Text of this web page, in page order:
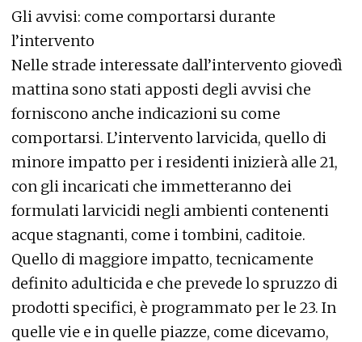
Gli avvisi: come comportarsi durante
l’intervento
Nelle strade interessate dall’intervento giovedì
mattina sono stati apposti degli avvisi che
forniscono anche indicazioni su come
comportarsi. L’intervento larvicida, quello di
minore impatto per i residenti inizierà alle 21,
con gli incaricati che immetteranno dei
formulati larvicidi negli ambienti contenenti
acque stagnanti, come i tombini, caditoie.
Quello di maggiore impatto, tecnicamente
definito adulticida e che prevede lo spruzzo di
prodotti specifici, è programmato per le 23. In
quelle vie e in quelle piazze, come dicevamo,